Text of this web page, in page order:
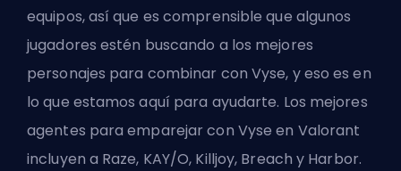
equipos, así que es comprensible que algunos
jugadores estén buscando a los mejores
personajes para combinar con Vyse, y eso es en
lo que estamos aquí para ayudarte. Los mejores
agentes para emparejar con Vyse en Valorant
incluyen a Raze, KAY/O, Killjoy, Breach y Harbor.